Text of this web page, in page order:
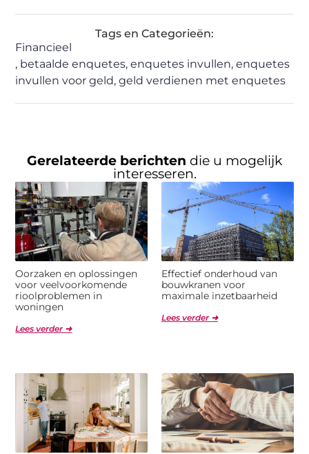
Tags en Categorieën:
Financieel
, betaalde enquetes,enquetes invullen,enquetes
invullen voor geld,geld verdienen met enquetes
Gerelateerde berichten die u mogelijk
interesseren.
Oorzaken en oplossingen
voor veelvoorkomende
rioolproblemen in
woningen
Lees verder ➜
Effectief onderhoud van
bouwkranen voor
maximale inzetbaarheid
Lees verder ➜